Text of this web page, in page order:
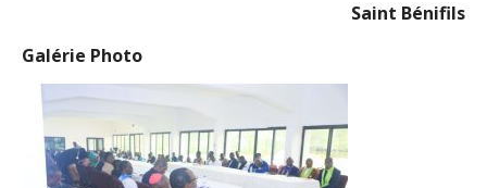
Saint Bénifils
Galérie Photo